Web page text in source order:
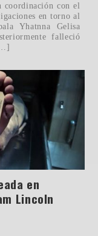
coordinación con el
en torno al
Yhatnna Gelisa
falleció
en
Lincoln